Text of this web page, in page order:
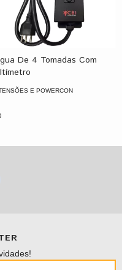
De 4 Tomadas Com
E POWERCON